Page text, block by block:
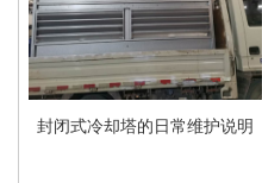
封闭式冷却塔的日常维护说明